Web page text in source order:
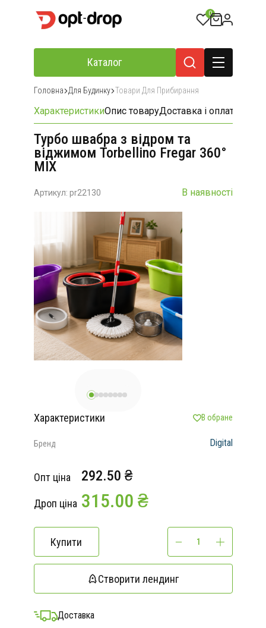
0
Каталог
Головна Для Будинку Товари Для Прибирання
ХарактеристикиОпис товаруДоставка і оплата
Турбо швабра з відром та
віджимом Torbellino Fregar 360°
MIX
Артикул: pr22130 В наявності
Характеристики В обране
Бренд Digital
Опт ціна 292.50 ₴
Дроп ціна 315.00 ₴
Купити
Створити лендинг
Доставка